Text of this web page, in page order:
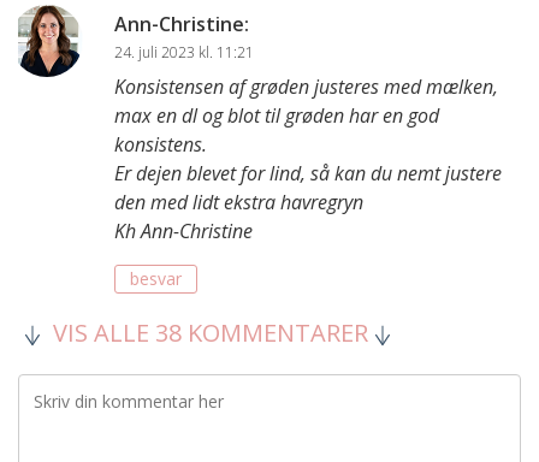
Ann-Christine:
24. juli 2023 kl. 11:21
Konsistensen af grøden justeres med mælken,
max en dl og blot til grøden har en god
konsistens.
Er dejen blevet for lind, så kan du nemt justere
den med lidt ekstra havregryn
Kh Ann-Christine
besvar
VIS ALLE 38 KOMMENTARER